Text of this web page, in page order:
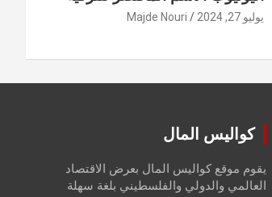
يوليو 27, 2024 Majde Nouri
كواليس المال
يقوم موقع كواليس المال بعرض الاقتصاد
العالمي والدولي والفلسطيني بلغة سهلة